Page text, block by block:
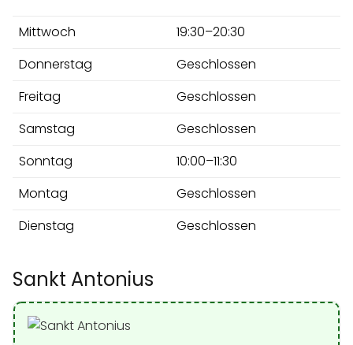
Mittwoch
19:30–20:30
Donnerstag
Geschlossen
Freitag
Geschlossen
Samstag
Geschlossen
Sonntag
10:00–11:30
Montag
Geschlossen
Dienstag
Geschlossen
Sankt Antonius